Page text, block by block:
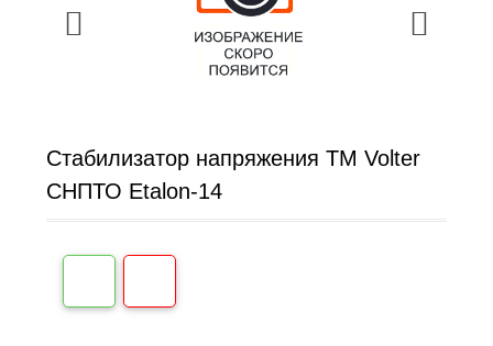
Стабилизатор напряжения ТМ Volter
СНПТО Etalon-14